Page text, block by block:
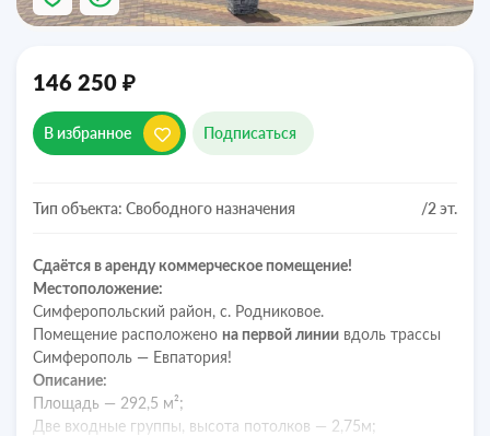
146 250 ₽
В избранное Подписаться
Тип объекта: Свободного назначения /2 эт.
Сдаётся в аренду коммерческое помещение!
Местоположение:
Симферопольский район, с. Родниковое.
Помещение расположено на первой линии вдоль трассы
Симферополь — Евпатория!
Описание:
Площадь — 292,5 м²;
Две входные группы, высота потолков — 2,75м;